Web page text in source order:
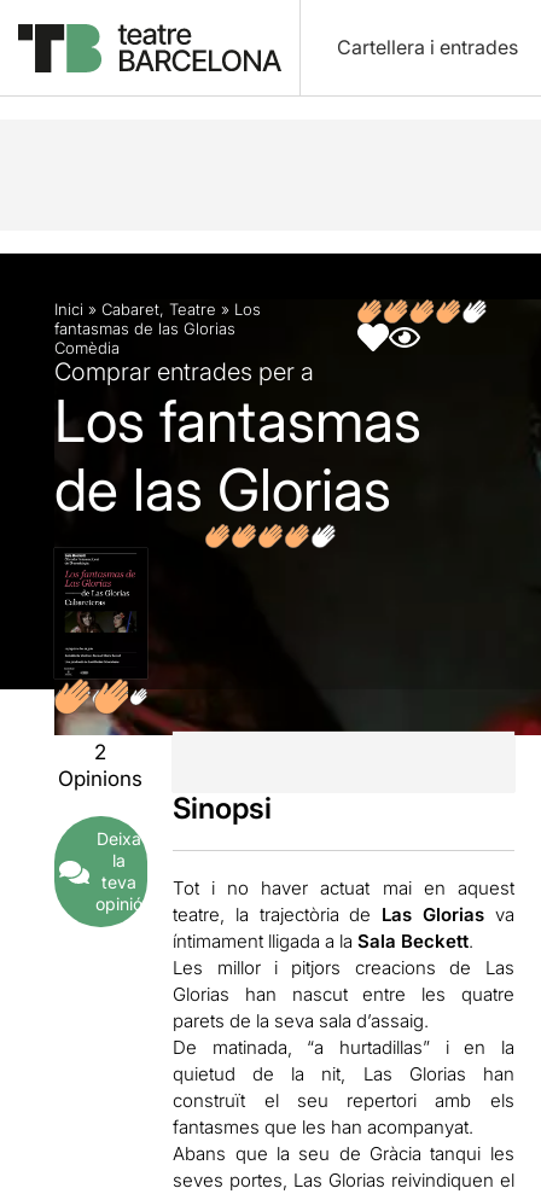
Cartellera i entrades
Descripció Fitxa artística Opinions
Inici » Cabaret, Teatre » Los
fantasmas de las Glorias
Comèdia
Comprar entrades per a
Los fantasmas
de las Glorias
2
Opinions
Deixa
la
teva
opinió
Sinopsi
Tot i no haver actuat mai en aquest
teatre, la trajectòria de Las Gloriasva
íntimament lligada a laSala Beckett.
Les millor i pitjors creacions de Las
Glorias han nascut entre les quatre
parets de la seva sala d’assaig.
De matinada, “a hurtadillas” i en la
quietud de la nit, Las Glorias han
construït el seu repertori amb els
fantasmes que les han acompanyat.
Abans que la seu de Gràcia tanqui les
seves portes, Las Glorias reivindiquen el